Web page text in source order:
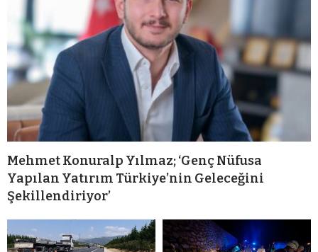
Mehmet Konuralp Yılmaz; ‘Genç Nüfusa
Yapılan Yatırım Türkiye’nin Geleceğini
Şekillendiriyor’